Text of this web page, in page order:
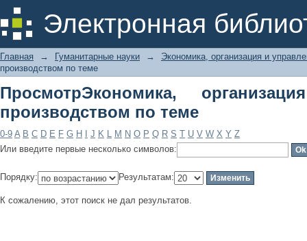
Электронная
ПросмотрЭкономика, организация
Главная → Гуманитарные науки →
Экономика, организация и
производством по теме
ПросмотрЭкономика,
производством по теме
0-9 A B C D E F G H J K L M N O P Q R S T U V W X Y Z
Или введите первые несколько символов:
Порядку: Результатам:
К сожалению, этот поиск не дал результатов.